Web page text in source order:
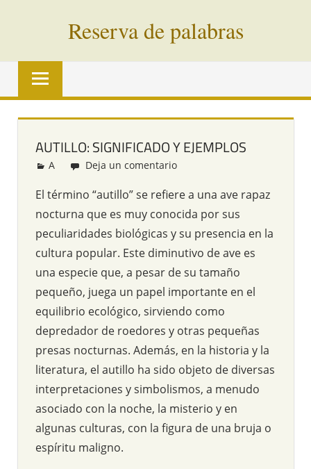
Reserva de palabras
Palabras
vías
todo
mundo
AUTILLO: SIGNIFICADO Y EJEMPLOS
Redacción
A Deja un comentario
El término “autillo” se refiere a una ave rapaz
nocturna que es muy conocida por sus
peculiaridades biológicas y su presencia en la
cultura popular. Este diminutivo de ave es
una especie que, a pesar de su tamaño
pequeño, juega un papel importante en el
equilibrio ecológico, sirviendo como
depredador de roedores y otras pequeñas
presas nocturnas. Además, en la historia y la
literatura, el autillo ha sido objeto de diversas
interpretaciones y simbolismos, a menudo
asociado con la noche, la misterio y en
algunas culturas, con la figura de una bruja o
espíritu maligno.